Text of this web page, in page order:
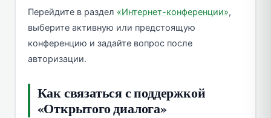
Перейдите в раздел «Интернет-конференции»,
выберите активную или предстоящую
конференцию и задайте вопрос после
авторизации.
Как связаться с поддержкой
«Открытого диалога»